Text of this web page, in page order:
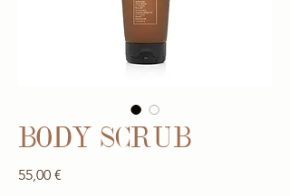
BODY SCRUB
55,00 €